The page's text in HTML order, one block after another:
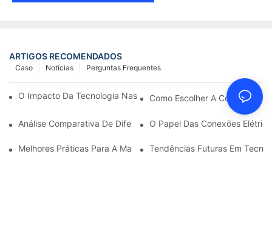
ARTIGOS RECOMENDADOS
Perguntas Frequentes
Notícias
Caso
O Impacto Da Tecnologia Nas Conexões Elétricas Em Eletrônica
Como Escolher A Conexão
Análise Comparativa De Diferentes Tipos De Conexões Elétricas
O Papel Das Conexões
Melhores Práticas Para A Manutenção De Conexões Elétricas
Tendências Futuras Em